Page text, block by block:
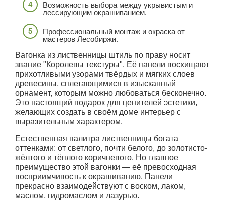
Возможность выбора между укрывистым и
лессирующим окрашиванием.
Профессиональный монтаж и окраска от
мастеров Лесобиржи.
Вагонка из лиственницы штиль по праву носит
звание "Королевы текстуры". Её панели восхищают
прихотливыми узорами твёрдых и мягких слоев
древесины, сплетающимися в изысканный
орнамент, которым можно любоваться бесконечно.
Это настоящий подарок для ценителей эстетики,
желающих создать в своём доме интерьер с
выразительным характером.
Естественная палитра лиственницы богата
оттенками: от светлого, почти белого, до золотисто-
жёлтого и тёплого коричневого. Но главное
преимущество этой вагонки — её превосходная
восприимчивость к окрашиванию. Панели
прекрасно взаимодействуют с воском, лаком,
маслом, гидромаслом и лазурью.